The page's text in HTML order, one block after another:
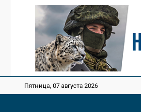
Пятница, 07 августа 2026